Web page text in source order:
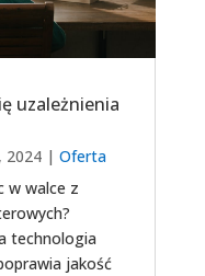
uzależnienia
2024| Oferta
w walce z
technologia
jakość